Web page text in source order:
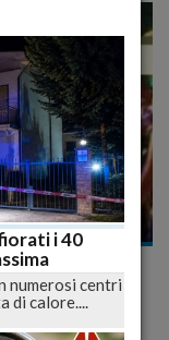
in
io la
i 40
numerosi centri
di calore....